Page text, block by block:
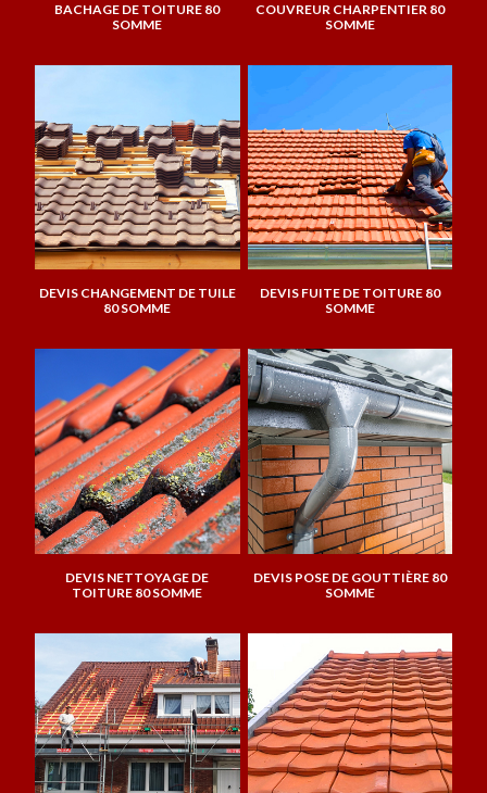
BACHAGE DE TOITURE 80
SOMME
COUVREUR CHARPENTIER 80
SOMME
DEVIS CHANGEMENT DE TUILE
80 SOMME
DEVIS FUITE DE TOITURE 80
SOMME
DEVIS NETTOYAGE DE
TOITURE 80 SOMME
DEVIS POSE DE GOUTTIÈRE 80
SOMME